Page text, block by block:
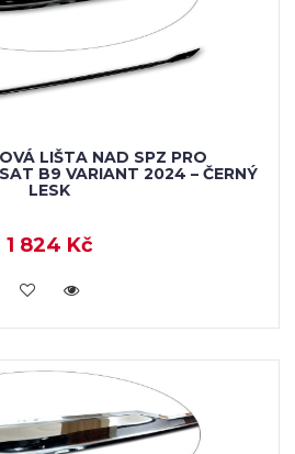
LIŠTA NAD SPZ PRO
B9 VARIANT 2024 – ČERNÝ
LESK
1 824 Kč
DO KOŠÍKU